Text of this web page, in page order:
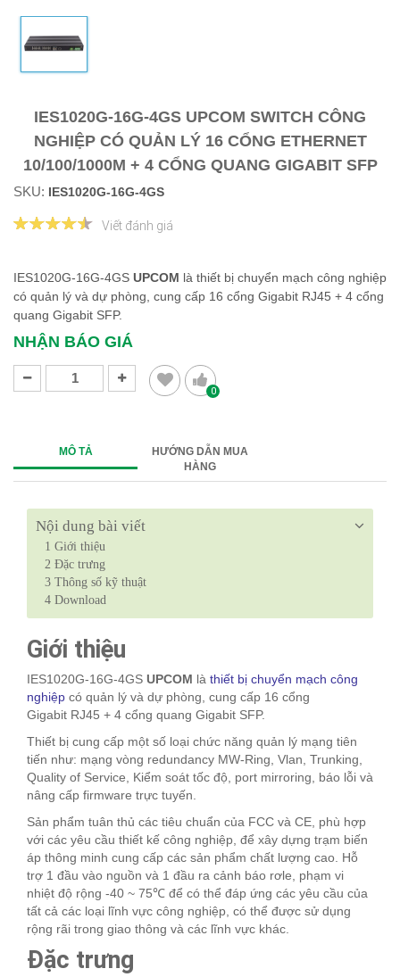
IES1020G-16G-4GS UPCOM SWITCH CÔNG
NGHIỆP CÓ QUẢN LÝ 16 CỔNG ETHERNET
10/100/1000M + 4 CỔNG QUANG GIGABIT SFP
SKU: IES1020G-16G-4GS
Viết đánh giá
IES1020G-16G-4GS ​​​​​​​UPCOM là thiết bị chuyển mạch công nghiệp
có quản lý và dự phòng, cung cấp 16 cổng Gigabit RJ45 + 4 cổng
quang Gigabit SFP.
NHẬN BÁO GIÁ
0
MÔ TẢ
HƯỚNG DẪN MUA
HÀNG
Nội dung bài viết
1 Giới thiệu
2 Đặc trưng
3 Thông số kỹ thuật
4 Download
Giới thiệu
IES1020G-16G-4GS UPCOM là thiết bị chuyển mạch công
nghiệp có quản lý và dự phòng, cung cấp 16 cổng
Gigabit RJ45 + 4 cổng quang Gigabit SFP.
Thiết bị cung cấp một số loại chức năng quản lý mạng tiên
tiến như: mạng vòng redundancy MW-Ring, Vlan, Trunking,
Quality of Service, Kiểm soát tốc độ, port mirroring, báo lỗi và
nâng cấp firmware trực tuyến.
Sản phẩm tuân thủ các tiêu chuẩn của FCC và CE, phù hợp
với các yêu cầu thiết kế công nghiệp, để xây dựng trạm biến
áp thông minh cung cấp các sản phẩm chất lượng cao. Hỗ
trợ 1 đầu vào nguồn và 1 đầu ra cảnh báo rơle, phạm vi
nhiệt độ rộng -40 ~ 75℃ để có thể đáp ứng các yêu cầu của
tất cả các loại lĩnh vực công nghiệp, có thể được sử dụng
rộng rãi trong giao thông và các lĩnh vực khác.
Đặc trưng